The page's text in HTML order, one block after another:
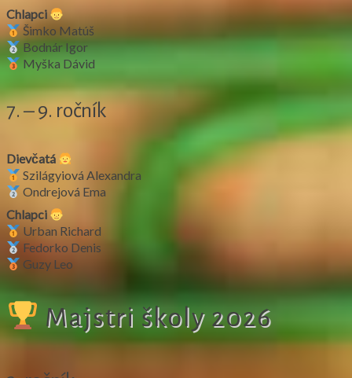
Chlapci
Šimko Matúš
Bodnár Igor
Myška Dávid
7. – 9. ročník
Dievčatá
Szilágyiová Alexandra
Ondrejová Ema
Chlapci
Urban Richard
Fedorko Denis
Guzy Leo
Majstri školy 2026